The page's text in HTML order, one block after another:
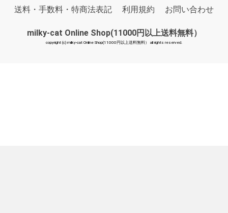
送料・手数料・特商法表記
利用規約 お問い合わせ
milky-cat Online Shop(11000円以上送料無料）
copyright (c) milky-cat Online Shop(11000円以上送料無料） all rights reserved.